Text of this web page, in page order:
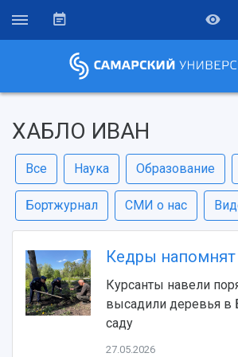
ХАБЛО ИВАН
Все Наука Образование
Бортжурнал СМИ о нас
Кедры
Курсанты навели
высадили деревья в
саду
27.05.2026